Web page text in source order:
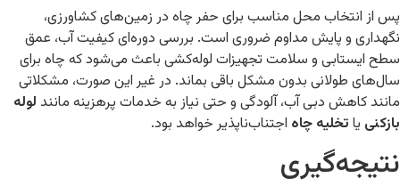
پس از انتخاب محل مناسب برای حفر چاه در زمین‌های کشاورزی،
نگهداری و پایش مداوم ضروری است. بررسی دوره‌ای کیفیت آب، عمق
سطح ایستابی و سلامت تجهیزات لوله‌کشی باعث می‌شود که چاه برای
سال‌های طولانی بدون مشکل باقی بماند. در غیر این صورت، مشکلاتی
مانند کاهش دبی آب، آلودگی و حتی نیاز به خدمات پرهزینه مانند لوله
بازکنی یا تخلیه چاه اجتناب‌ناپذیر خواهد بود.
نتیجه‌گیری